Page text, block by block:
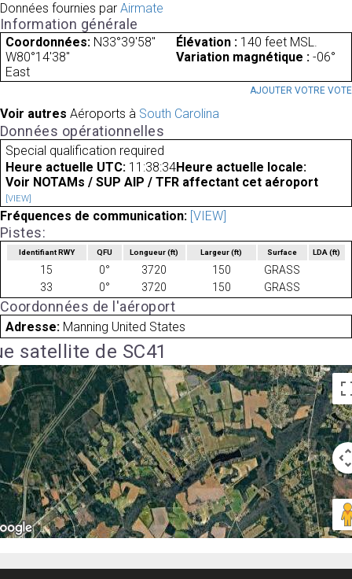
Données fournies par Airmate
Information générale
Coordonnées: N33°39'58"
W80°14'38"
Élévation : 140 feet MSL.
Variation magnétique : -06°
East
AJOUTER VOTRE VOTE
Voir autres Aéroports à South Carolina
Données opérationnelles
Special qualification required
Heure actuelle UTC: 11:38:34Heure actuelle locale:
Voir NOTAMs / SUP AIP / TFR affectant cet aéroport
[VIEW]
Fréquences de communication: [VIEW]
Pistes:
Identifiant RWY QFU Longueur(ft) Largeur(ft) Surface LDA(ft)
15 0° 3720 150
GRASS
33
0° 3720 150 GRASS
Coordonnées de l'aéroport
Adresse: Manning United States
satellite de SC41